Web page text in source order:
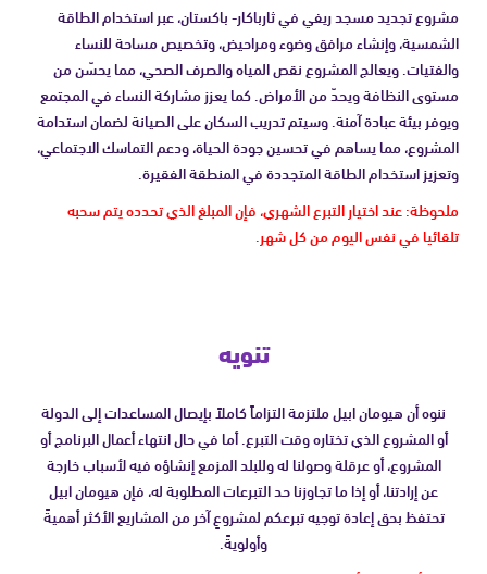
مشروع تجديد مسجد ريفي في ثارباكار- باكستان، عبر استخدام الطاقة
الشمسية، وإنشاء مرافق وضوء ومراحيض، وتخصيص مساحة للنساء
والفتيات. ويعالج المشروع نقص المياه والصرف الصحي، مما يحسّن من
مستوى النظافة ويحدّ من الأمراض. كما يعزز مشاركة النساء في المجتمع
ويوفر بيئة عبادة آمنة. وسيتم تدريب السكان على الصيانة لضمان استدامة
المشروع، مما يساهم في تحسين جودة الحياة، ودعم التماسك الاجتماعي،
وتعزيز استخدام الطاقة المتجددة في المنطقة الفقيرة.
ملحوظة: عند اختيار التبرع الشهري، فإن المبلغ الذي تحدده يتم سحبه
تلقائيا في نفس اليوم من كل شهر.
تنويه
ننوه أن هيومان ابيل ملتزمة التزاماً كاملاً بإيصال المساعدات إلى الدولة
أو المشروع الذي تختاره وقت التبرع. أما في حال انتهاء أعمال البرنامج أو
المشروع، أو عرقلة وصولنا له وللبلد المزمع إنشاؤه فيه لأسباب خارجة
عن إرادتنا، أو إذا ما تجاوزنا حد التبرعات المطلوبة له، فإن هيومان ابيل
تحتفظ بحق إعادة توجيه تبرعكم لمشروعٍ آخر من المشاريع الأكثر أهميةً
وأولويةً.